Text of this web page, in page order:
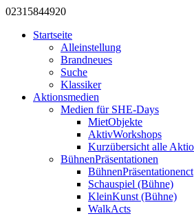
0231 5844920
Startseite
Alleinstellung
Brandneues
Suche
Klassiker
Aktionsmedien
Medien für SHE-Days
MietObjekte
AktivWorkshops
Kurzübersicht alle
BühnenPräsentationen
BühnenPräsentationenct
Schauspiel (Bühne)
KleinKunst (Bühne)
WalkActs